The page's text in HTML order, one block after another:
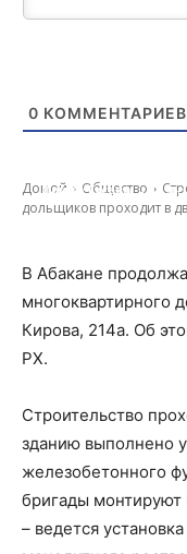
0 КОММЕНТАРИЕВ